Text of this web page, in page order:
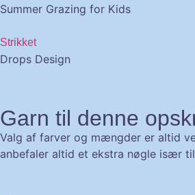
Summer Grazing for Kids
Strikket
Drops Design
Garn til denne
Valg af farver og mængder er altid
anbefaler altid et ekstra nøgle især